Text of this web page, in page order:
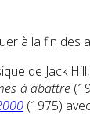
à la fin des
de Jack Hill,
à abattre
(1975)